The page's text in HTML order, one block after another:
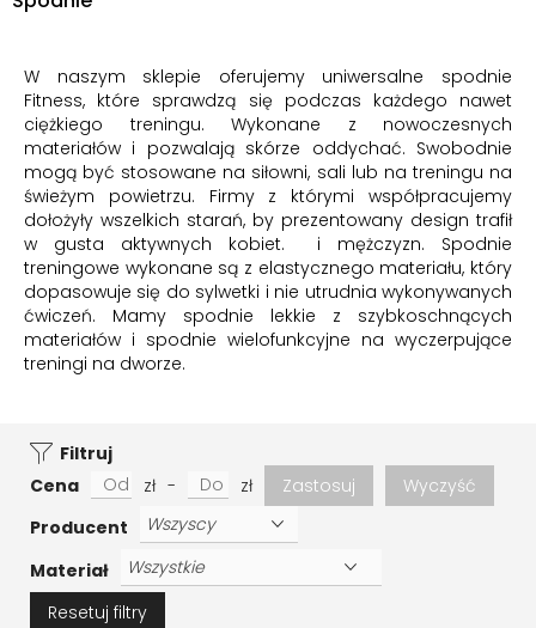
W naszym sklepie oferujemy uniwersalne spodnie
Fitness, które sprawdzą się podczas każdego nawet
ciężkiego treningu. Wykonane z nowoczesnych
materiałów i pozwalają skórze oddychać. Swobodnie
mogą być stosowane na siłowni, sali lub na treningu na
świeżym powietrzu. Firmy z którymi współpracujemy
dołożyły wszelkich starań, by prezentowany design trafił
w gusta aktywnych kobiet. i mężczyzn. Spodnie
treningowe wykonane są z elastycznego materiału, który
dopasowuje się do sylwetki i nie utrudnia wykonywanych
ćwiczeń. Mamy spodnie lekkie z szybkoschnących
materiałów i spodnie wielofunkcyjne na wyczerpujące
treningi na dworze.
Filtruj
Cena
zł - zł Zastosuj
Wyczyść
Producent
Materiał
Resetuj filtry